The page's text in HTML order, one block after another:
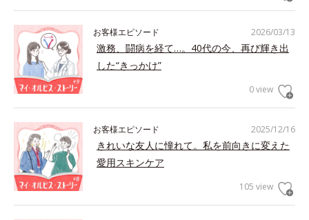
2026/03/13
お客様エピソード
激務、闘病を経て…。40代の今、再び輝き出
した“きっかけ”
0 view
2025/12/16
お客様エピソード
きれいな友人に憧れて。私を前向きに変えた
愛用スキンケア
105 view